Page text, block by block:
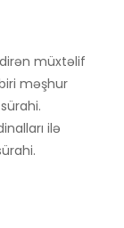
müxtəlif
məşhur
ilə